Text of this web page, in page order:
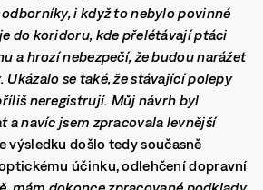
i když to nebylo povinné
do koridoru, kde přelétávají ptáci
a hrozí nebezpečí, že budou narážet
Ukázalo se také, že stávající polepy
neregistrují. Můj návrh byl
a navíc jsem zpracovala levnější
výsledku došlo tedy současně
účinku, odlehčení dopravní